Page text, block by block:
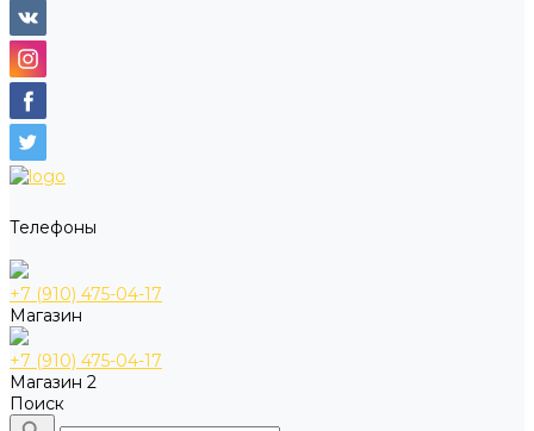
Телефоны
+7 (910) 475-04-17
Магазин
+7 (910) 475-04-17
Магазин 2
Поиск